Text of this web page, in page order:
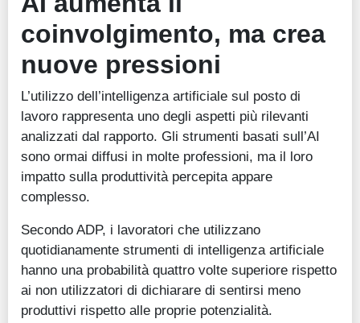
coinvolgimento, ma crea
nuove pressioni
L’utilizzo dell’intelligenza artificiale sul posto di
lavoro rappresenta uno degli aspetti più rilevanti
analizzati dal rapporto. Gli strumenti basati sull’AI
sono ormai diffusi in molte professioni, ma il loro
impatto sulla produttività percepita appare
complesso.
Secondo ADP, i lavoratori che utilizzano
quotidianamente strumenti di intelligenza artificiale
hanno una probabilità quattro volte superiore rispetto
ai non utilizzatori di dichiarare di sentirsi meno
produttivi rispetto alle proprie potenzialità.